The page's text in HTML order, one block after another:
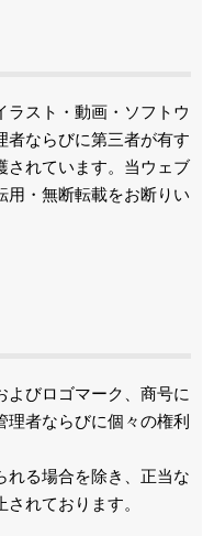
ラスト・動画・ソフトウ
者ならびに第三者が有す
されています。当ウェブ
用・無断転載をお断りい
よびロゴマーク、商号に
者ならびに個々の権利
れる場合を除き、正当な
れております。